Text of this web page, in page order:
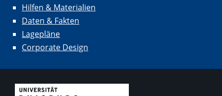
Hilfen & Materialien
Daten & Fakten
Lagepläne
Corporate Design